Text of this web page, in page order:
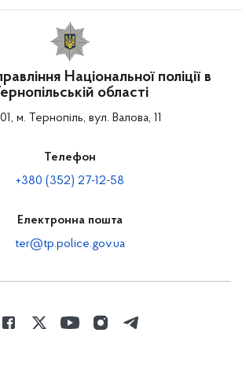
Національної поліції в
області
м. Тернопіль, вул. Валова, 11
Телефон
+380 (352) 27-12-58
Електронна пошта
ter@tp.police.gov.ua